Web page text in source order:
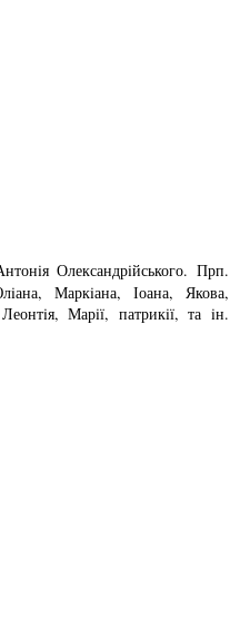
Олександрiйського. Прп.
Маркiана, Іоана, Якова,
Марiї, патрикiї, та iн.